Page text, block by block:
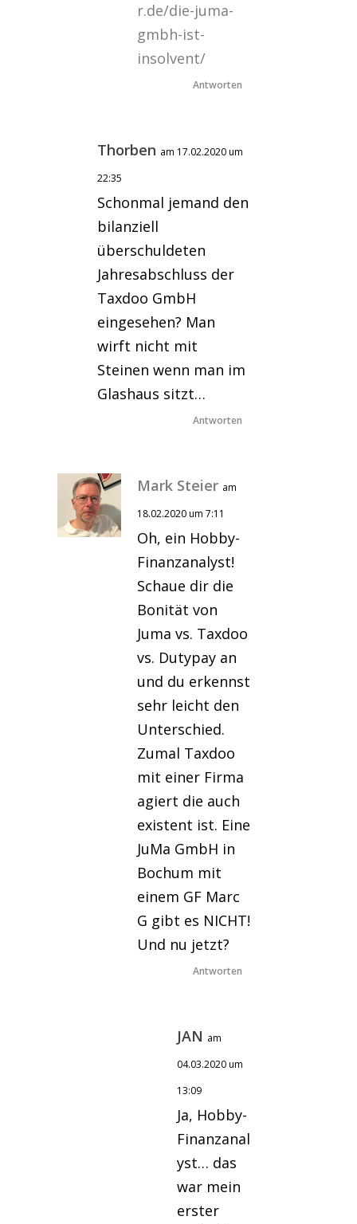
r.de/die-juma-
gmbh-ist-
insolvent/
Antworten
Thorben am 17.02.2020 um
22:35
Schonmal jemand den
bilanziell
überschuldeten
Jahresabschluss der
Taxdoo GmbH
eingesehen? Man
wirft nicht mit
Steinen wenn man im
Glashaus sitzt…
Antworten
Mark Steier am
18.02.2020 um 7:11
Oh, ein Hobby-
Finanzanalyst!
Schaue dir die
Bonität von
Juma vs. Taxdoo
vs. Dutypay an
und du erkennst
sehr leicht den
Unterschied.
Zumal Taxdoo
mit einer Firma
agiert die auch
existent ist. Eine
JuMa GmbH in
Bochum mit
einem GF Marc
G gibt es NICHT!
Und nu jetzt?
Antworten
JAN am
04.03.2020 um
13:09
Ja, Hobby-
Finanzanal
yst… das
war mein
erster